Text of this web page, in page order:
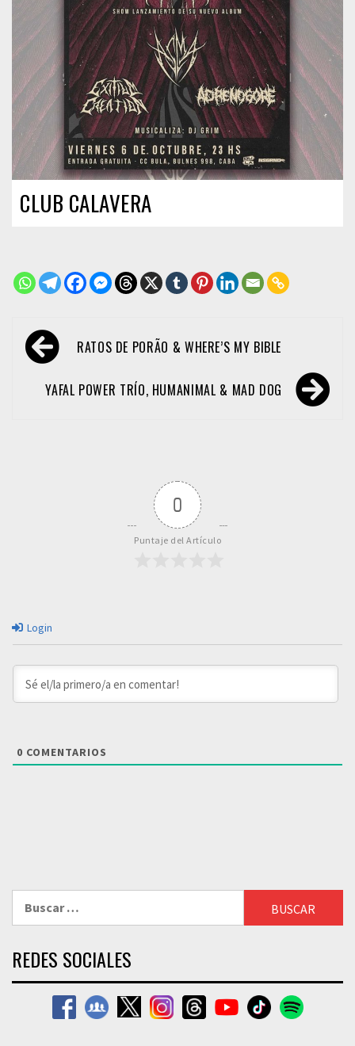
CLUB CALAVERA
Navegación
de
entradas
RATOS DE PORÃO & WHERE’S MY BIBLE
YAFAL POWER TRÍO, HUMANIMAL & MAD DOG
0
Puntaje del Artículo
Login
0 COMENTARIOS
REDES SOCIALES